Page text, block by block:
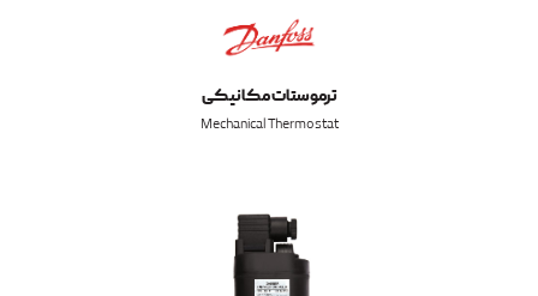
ترموستات مکانیکی
Mechanical Thermostat